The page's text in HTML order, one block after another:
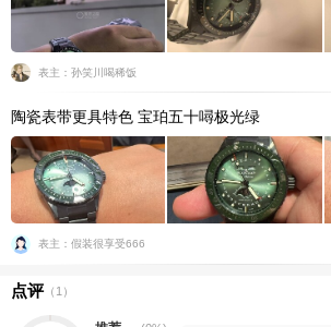
表主：孙笑川喝稀饭
陶瓷表带更具特色 宝珀五十噚极光绿
表主：假装很享受666
点评（ 1 ）